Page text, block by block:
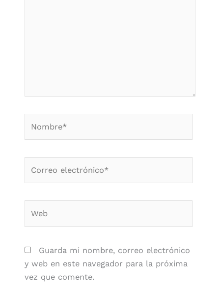
Guarda mi nombre, correo electrónico
y web en este navegador para la próxima
vez que comente.